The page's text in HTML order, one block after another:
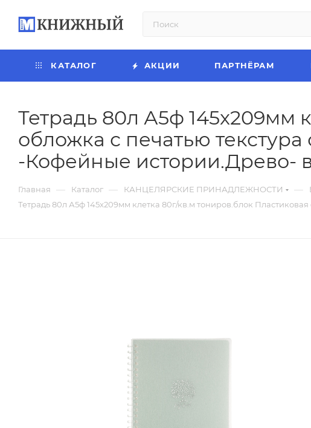
КАТАЛОГ АКЦИИ ПАРТНЁРАМ
Тетрадь 80л А5ф 145x209мм
обложка с печатью
-Кофейные истории.Древо-
Главная — Каталог — КАНЦЕЛЯРСКИЕ ПРИНАДЛЕЖНОСТИ —
Тетрадь 80л А5ф 145x209мм клетка 80г/кв.м тониров.блок